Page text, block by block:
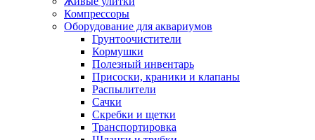
Компрессоры
Оборудование для аквариумов
Грунтоочистители
Кормушки
Полезный инвентарь
Присоски, краники и клапаны
Распылители
Сачки
Скребки и щетки
Транспортировка